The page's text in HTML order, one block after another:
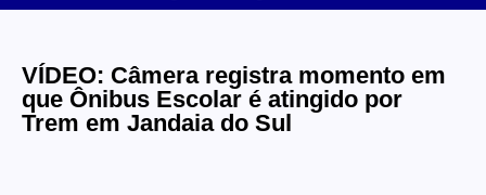
VÍDEO: Câmera registra momento em
que Ônibus Escolar é atingido por
Trem em Jandaia do Sul